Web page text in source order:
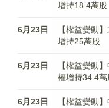
增持18.4萬股
6月23日
【權益變動
增持25萬股
6月23日
【權益變動
權增持34.4萬
6月23日
【權益變動